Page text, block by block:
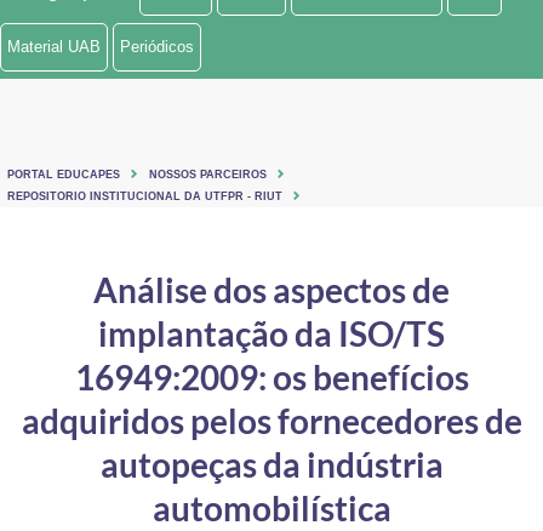
Ministério de Minas e Energia
Ministério do Turismo
Controladoria-Geral da União
Ministério da Mulher, da Família e dos Direitos Humanos
Secretaria-Geral
Secretaria de Governo
Gabinete de Segurança Institucional
Material UAB Periódicos
PORTAL EDUCAPES
NOSSOS PARCEIROS
REPOSITORIO INSTITUCIONAL DA UTFPR - RIUT
Análise dos aspectos de
implantação da ISO/TS
16949:2009: os benefícios
adquiridos pelos fornecedores de
autopeças da indústria
automobilística